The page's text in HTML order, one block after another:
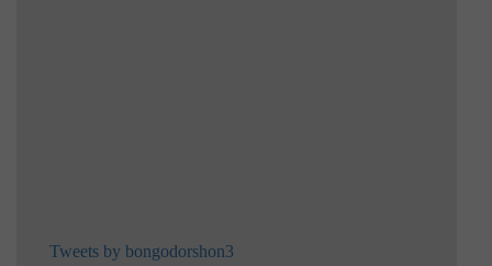
Tweets by bongodorshon3